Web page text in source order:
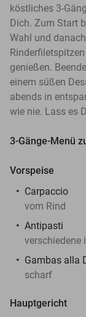
köstliches 3-
Dich. Zum Start
Wahl und
genießen.
einem süßen
abends in
wie nie. Lass es
3-Gänge-Menü
Vorspeise
Carpaccio
vom Rind
Antipasti
verschiedene
Gambas alla
scharf
Hauptgericht